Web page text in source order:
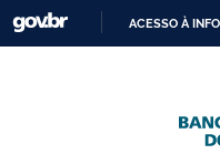
Skip to main content
ACESSO À